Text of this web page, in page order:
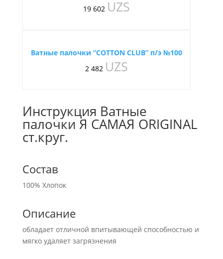
19 602 UZS
Ватные палочки “COTTON CLUB” п/э №100
2 482 UZS
Инструкция Ватные
палочки Я САМАЯ ORIGINAL
ст.круг.
Состав
100% Хлопок
Описание
обладает отличной впитывающей способностью и
мягко удаляет загрязнения